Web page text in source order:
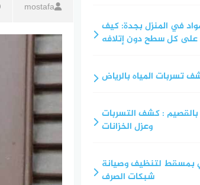
mostafa
في المنزل بجدة: كيف
كل سطح دون إتلافه
تسربات المياه بالرياض
: كشف التسربات
وعزل الخزانات
بمسقط لتنظيف وصيانة
شبكات الصرف